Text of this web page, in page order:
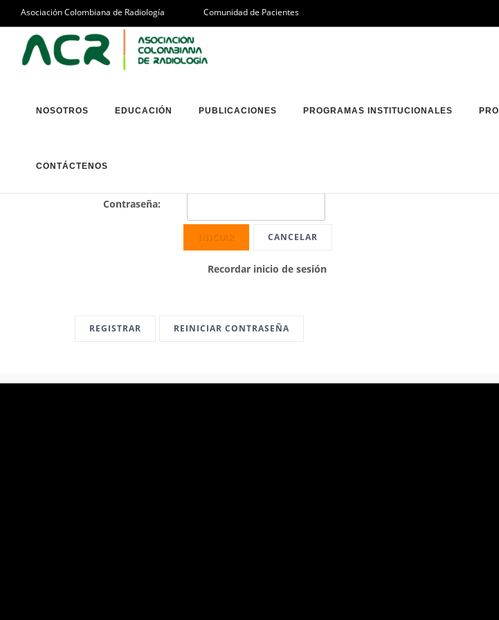
Asociación Colombiana de Radiología Comunidad de Pacientes
NOSOTROS EDUCACIÓN PUBLICACIONES PROGRAMAS INSTITUCIONALES
CONTÁCTENOS
Iniciar sesión
Nombre de
Contraseña:
INICIAR CANCELAR
Recordar inicio de sesión
REGISTRAR REINICIAR CONTRASEÑA